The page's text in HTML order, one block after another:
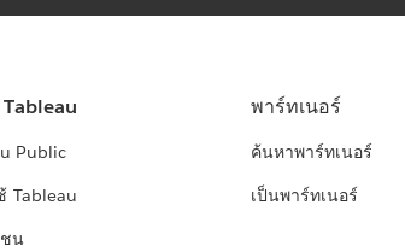
Public
Tableau
น
พาร์ทเนอร์
ค้นหาพาร์ทเนอร์
เป็นพาร์ทเนอร์